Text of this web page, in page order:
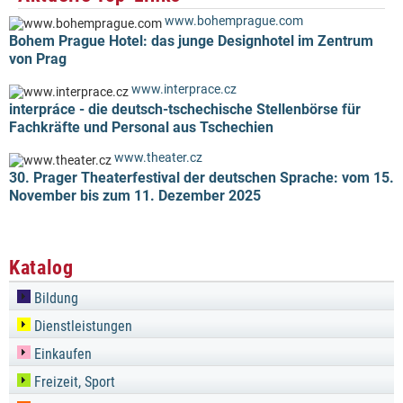
www.bohemprague.com
Bohem Prague Hotel: das junge Designhotel im Zentrum
von Prag
www.interprace.cz
interpráce - die deutsch-tschechische Stellenbörse für
Fachkräfte und Personal aus Tschechien
www.theater.cz
30. Prager Theaterfestival der deutschen Sprache: vom 15.
November bis zum 11. Dezember 2025
Katalog
Bildung
Dienstleistungen
Einkaufen
Freizeit, Sport